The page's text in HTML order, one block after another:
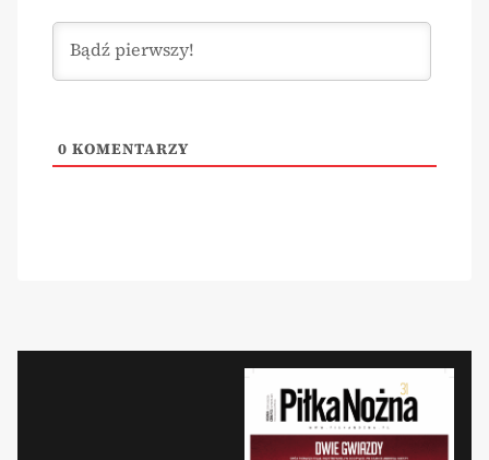
0 KOMENTARZY